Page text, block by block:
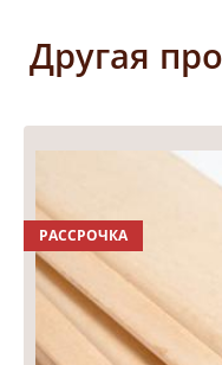
Другая
РАССРОЧКА